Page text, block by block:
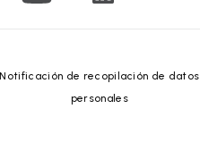
Notificación de recopilación de datos
personales